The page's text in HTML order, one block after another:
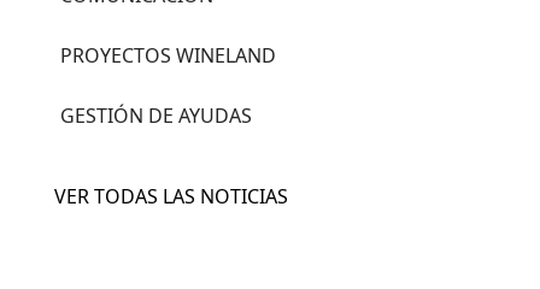
PROYECTOS WINELAND
GESTIÓN DE AYUDAS
VER TODAS LAS NOTICIAS